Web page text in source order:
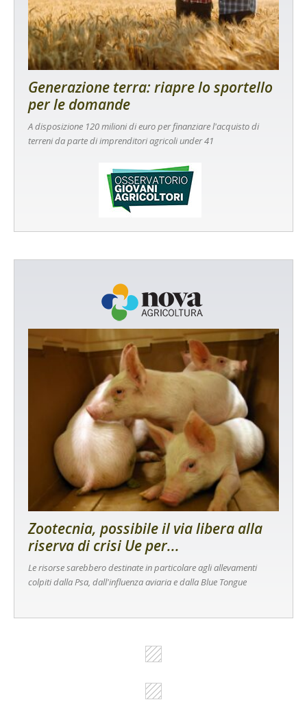
Generazione terra: riapre lo sportello
per le domande
A disposizione 120 milioni di euro per finanziare l'acquisto di
terreni da parte di imprenditori agricoli under 41
Zootecnia, possibile il via libera alla
riserva di crisi Ue per...
Le risorse sarebbero destinate in particolare agli allevamenti
colpiti dalla Psa, dall'influenza aviaria e dalla Blue Tongue